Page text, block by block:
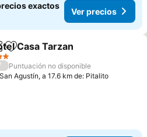
exactos
Ver precios
Agregar a favoritos
Casa Tarzan
Puntuación no disponible
San Agustín, a 17.6 km de: Pitalito